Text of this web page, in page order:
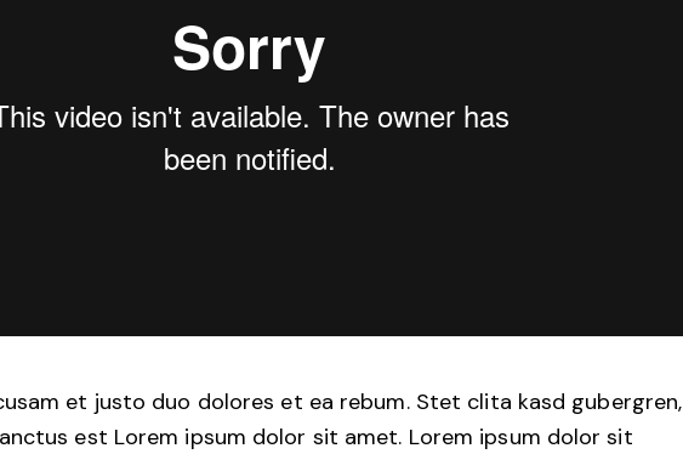
et justo duo dolores et ea rebum. Stet clita kasd gubergren,
est Lorem ipsum dolor sit amet. Lorem ipsum dolor sit